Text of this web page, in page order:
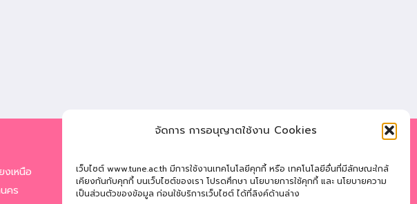
จัดการ การอนุญาตใช้งาน Cookies
เว็บไซต์ www.tune.ac.th มีการใช้งานเทคโนโลยีคุกกี้ หรือ เทคโนโลยีอื่นที่มีลักษณะใกล้
เคียงกันกับคุกกี้ บนเว็บไซต์ของเรา โปรดศึกษา นโยบายการใช้คุกกี้ และ นโยบายความ
เป็นส่วนตัวของข้อมูล ก่อนใช้บริการเว็บไซต์ ได้ที่ลิงค์ด้านล่าง
งเหนือ
คร
ที่อยู่ : 121 หมู่ที่ 12 ถ.นิตโย ต.สว่างแดนดิน อ.สว่างแดนดิน
จ.สกลนคร 47110
โทรศัพท์: 042-721181